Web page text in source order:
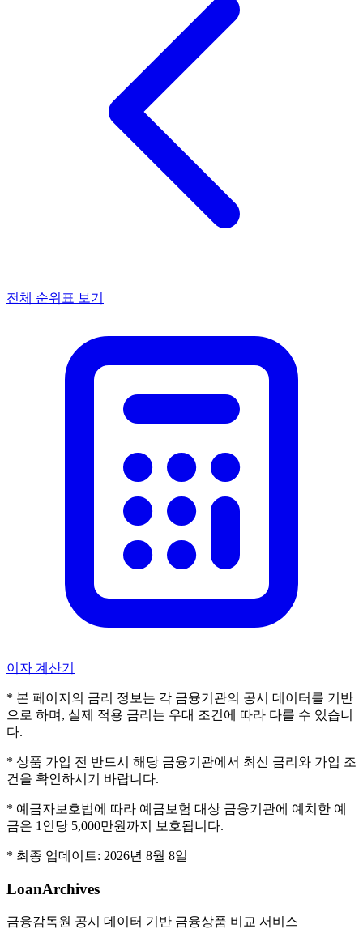
전체 순위표 보기
이자 계산기
* 본 페이지의 금리 정보는 각 금융기관의 공시 데이터를 기반
으로 하며, 실제 적용 금리는 우대 조건에 따라 다를 수 있습니
다.
* 상품 가입 전 반드시 해당 금융기관에서 최신 금리와 가입 조
건을 확인하시기 바랍니다.
* 예금자보호법에 따라 예금보험 대상 금융기관에 예치한 예
금은 1인당 5,000만원까지 보호됩니다.
* 최종 업데이트: 2026년 8월 8일
LoanArchives
금융감독원 공시 데이터 기반 금융상품 비교 서비스